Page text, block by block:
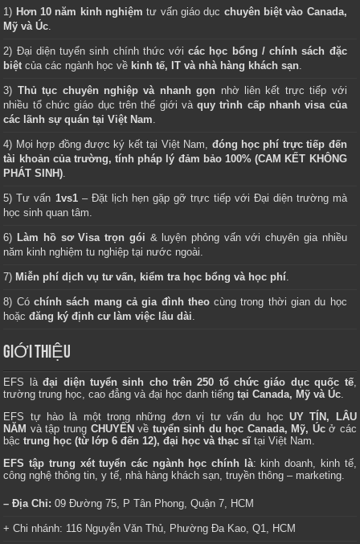
1) Hơn 10 năm kinh nghiệm tư vấn giáo dục chuyên biệt vào Canada,
Mỹ và Úc.
2) Đại diện tuyển sinh chính thức vớicác học bổng / chính sách đặc
biệt của các ngành học về kinh tế, IT và nhà hàng khách sạn.
3) Thủ tục chuyên nghiệp và nhanh gọn nhờ liên kết trực tiếp với
nhiều tổ chức giáo dục trên thế giới vàquy trình cấp nhanh visa của
các lãnh sự quán tại Việt Nam.
4) Mọi hợp đồng được ký kết tại Việt Nam, đóng học phí trực tiếp đến
tài khoản của trường, tính pháp lý đảm bảo 100% (CAM KẾT KHÔNG
PHÁT SINH).
5) Tư vấn 1vs1– Đặt lịch hẹn gặp gỡ trực tiếp với Đại diện trường mà
học sinh quan tâm.
6) Làm hồ sơ Visa trọn gói & luyện phỏng vấn với chuyên gia nhiều
năm kinh nghiệm tu nghiệp tại nước ngoài.
7) Miễn phí dịch vụ tư vấn, kiểm tra học bổng và học phí.
8) Cóchính sách mang cả gia đình theocùng trong thời gian du học
hoặcđăng ký định cư làm việc lâu dài.
GIỚI THIỆU
EFS làđại diện tuyển sinh cho trên 250 tổ chức giáo dục quốc tế,
trường trung học, cao đẳng và đại học danh tiếng tại Canada, Mỹ và Úc.
EFS tự hào là một trong những đơn vị tư vấn du học UY TÍN, LÂU
NĂM và tập trung CHUYÊN về tuyển sinh du học Canada, Mỹ, Úcở các
bậctrung học (từ lớp 6 đến 12), đại học và thạc sĩtại Việt Nam.
EFS tập trung xét tuyển các ngành học chính là: kinh doanh, kinh tế,
công nghệ thông tin, y tế, nhà hàng khách sạn, truyền thông – marketing.
– Địa Chỉ: 09 Đường 75, P Tân Phong, Quận 7, HCM
+ Chi nhánh: 116 Nguyễn Văn Thủ, Phường Đa Kao, Q1, HCM